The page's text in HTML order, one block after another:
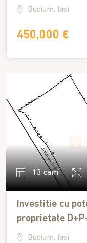
Bucium, Iasi
450,000 €
13 cam
Investitie cu
proprietate
Bucium, Iasi